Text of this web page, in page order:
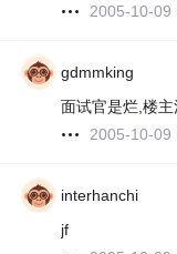
2005-10-09
gdmmking
面试官是烂,楼
2005-10-09
interhanchi
jf